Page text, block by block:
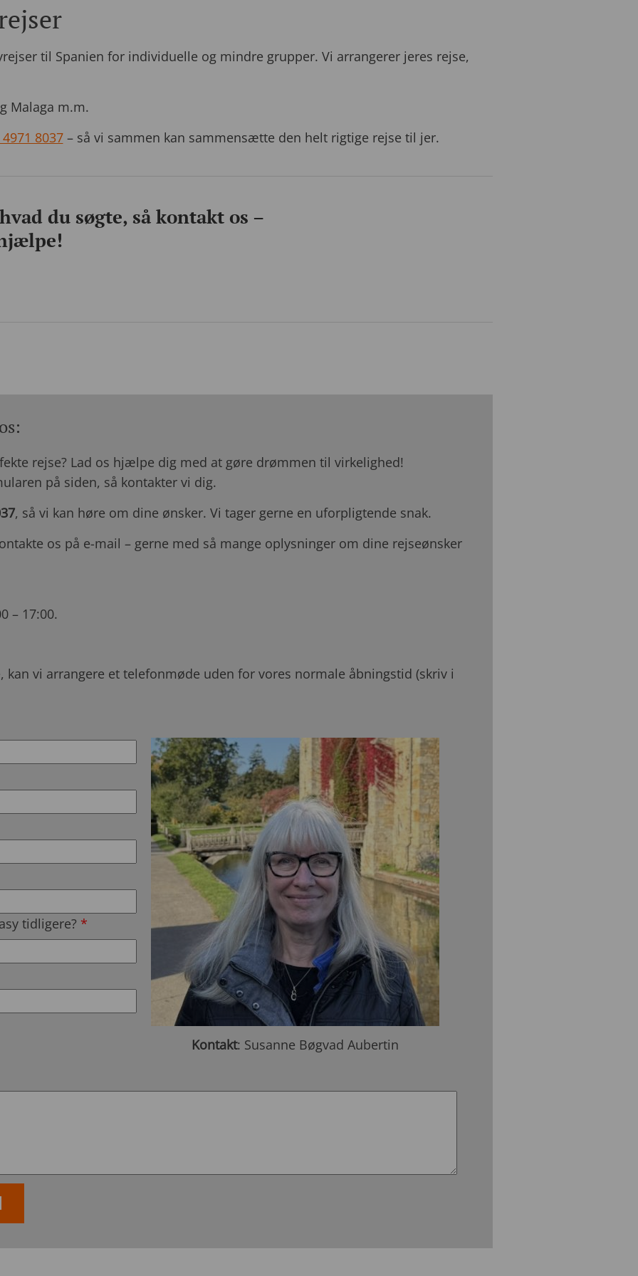
til Spanien for individuelle og mindre grupper. Vi arrangerer jeres rejse,
Malaga m.m.
8037– så vi sammen kan sammensætte den helt rigtige rejse til jer.
du søgte, så kontakt os –
rejse? Lad os hjælpe dig med at gøre drømmen til virkelighed!
på siden, så kontakter vi dig.
, så vi kan høre om dine ønsker. Vi tager gerne en uforpligtende snak.
os på e-mail – gerne med så mange oplysninger om dine rejseønsker
– 17:00.
kan vi arrangere et telefonmøde uden for vores normale åbningstid (skriv i
tidligere? *
Kontakt: Susanne Bøgvad Aubertin